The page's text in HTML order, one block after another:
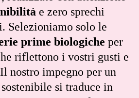
e zero sprechi
Selezioniamo solo le
prime biologiche per
riflettono i vostri gusti e
nostro impegno per un
si traduce in